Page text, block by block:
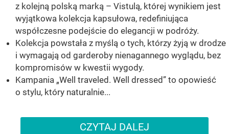
z kolejną polską marką – Vistulą, której wynikiem jest
wyjątkowa kolekcja kapsułowa, redefiniująca
współczesne podejście do elegancji w podróży.
Kolekcja powstała z myślą o tych, którzy żyją w drodze
i wymagają od garderoby nienagannego wyglądu, bez
kompromisów w kwestii wygody.
Kampania „Well traveled. Well dressed” to opowieść
o stylu, który naturalnie...
CZYTAJ DALEJ